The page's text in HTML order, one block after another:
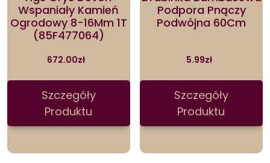
Wspaniały Kamień
Ogrodowy 8-16Mm 1T
(85F477064)
672.00zł
Szczegóły
Produktu
Podpora Pnączy
Podwójna 60Cm
5.99zł
Szczegóły
Produktu